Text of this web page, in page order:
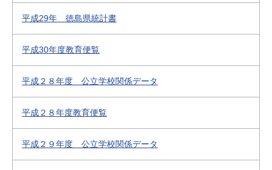
平成29年 徳島県統計書
平成30年度教育便覧
平成２８年度 公立学校関係データ
平成２８年度教育便覧
平成２９年度 公立学校関係データ